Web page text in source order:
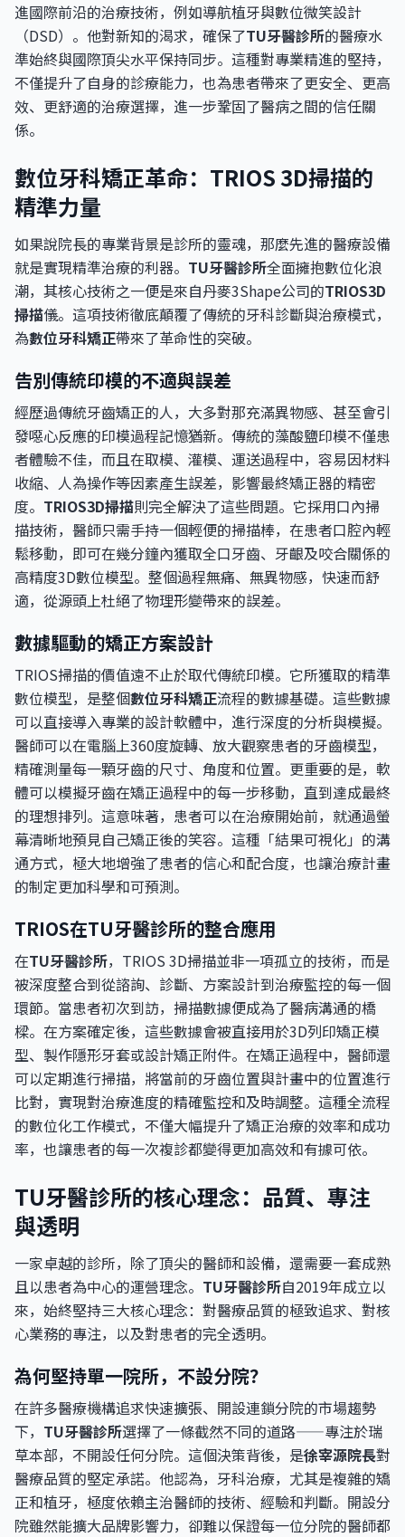
進國際前沿的治療技術，例如導航植牙與數位微笑設計
（DSD）。他對新知的渴求，確保了TU牙醫診所的醫療水
準始終與國際頂尖水平保持同步。這種對專業精進的堅持，
不僅提升了自身的診療能力，也為患者帶來了更安全、更高
效、更舒適的治療選擇，進一步鞏固了醫病之間的信任關
係。
數位牙科矯正革命：TRIOS 3D掃描的
精準力量
如果說院長的專業背景是診所的靈魂，那麼先進的醫療設備
就是實現精準治療的利器。 TU牙醫診所全面擁抱數位化浪
潮，其核心技術之一便是來自丹麥3Shape公司的TRIOS3D
掃描儀。這項技術徹底顛覆了傳統的牙科診斷與治療模式，
為數位牙科矯正帶來了革命性的突破。
告別傳統印模的不適與誤差
經歷過傳統牙齒矯正的人，大多對那充滿異物感、甚至會引
發噁心反應的印模過程記憶猶新。傳統的藻酸鹽印模不僅患
者體驗不佳，而且在取模、灌模、運送過程中，容易因材料
收縮、人為操作等因素產生誤差，影響最終矯正器的精密
度。 TRIOS3D掃描則完全解決了這些問題。它採用口內掃
描技術，醫師只需手持一個輕便的掃描棒，在患者口腔內輕
鬆移動，即可在幾分鐘內獲取全口牙齒、牙齦及咬合關係的
高精度3D數位模型。整個過程無痛、無異物感，快速而舒
適，從源頭上杜絕了物理形變帶來的誤差。
數據驅動的矯正方案設計
TRIOS掃描的價值遠不止於取代傳統印模。它所獲取的精準
數位模型，是整個數位牙科矯正流程的數據基礎。這些數據
可以直接導入專業的設計軟體中，進行深度的分析與模擬。
醫師可以在電腦上360度旋轉、放大觀察患者的牙齒模型，
精確測量每一顆牙齒的尺寸、角度和位置。更重要的是，軟
體可以模擬牙齒在矯正過程中的每一步移動，直到達成最終
的理想排列。這意味著，患者可以在治療開始前，就通過螢
幕清晰地預見自己矯正後的笑容。這種「結果可視化」的溝
通方式，極大地增強了患者的信心和配合度，也讓治療計畫
的制定更加科學和可預測。
TRIOS在TU牙醫診所的整合應用
在TU牙醫診所，TRIOS 3D掃描並非一項孤立的技術，而是
被深度整合到從諮詢、診斷、方案設計到治療監控的每一個
環節。當患者初次到訪，掃描數據便成為了醫病溝通的橋
樑。在方案確定後，這些數據會被直接用於3D列印矯正模
型、製作隱形牙套或設計矯正附件。在矯正過程中，醫師還
可以定期進行掃描，將當前的牙齒位置與計畫中的位置進行
比對，實現對治療進度的精確監控和及時調整。這種全流程
的數位化工作模式，不僅大幅提升了矯正治療的效率和成功
率，也讓患者的每一次複診都變得更加高效和有據可依。
TU牙醫診所的核心理念：品質、專注
與透明
一家卓越的診所，除了頂尖的醫師和設備，還需要一套成熟
且以患者為中心的運營理念。 TU牙醫診所自2019年成立以
來，始終堅持三大核心理念：對醫療品質的極致追求、對核
心業務的專注，以及對患者的完全透明。
為何堅持單一院所，不設分院？
在許多醫療機構追求快速擴張、開設連鎖分院的市場趨勢
下， TU牙醫診所選擇了一條截然不同的道路——專注於瑞
草本部，不開設任何分院。這個決策背後，是徐宰源院長對
醫療品質的堅定承諾。他認為，牙科治療，尤其是複雜的矯
正和植牙，極度依賴主治醫師的技術、經驗和判斷。開設分
院雖然能擴大品牌影響力，卻難以保證每一位分院的醫師都